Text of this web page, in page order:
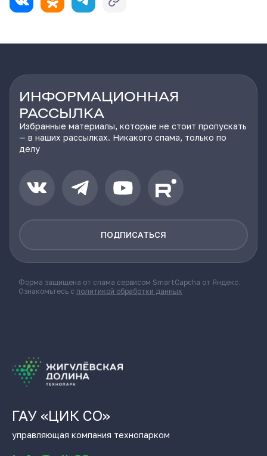
ИНФОРМАЦИОННАЯ
РАССЫЛКА
Избранные материалы, которые не стоит пропускать
— в наших рассылках. Никакого спама, только по
делу
ПОДПИСАТЬСЯ
Форма защищена от спама сервисом SmartCapcha от Яндекс.
Ознакомьтесь с политикой обработки данных
ГАУ «ЦИК СО»
управляющая компания технопарком